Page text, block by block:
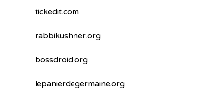
tickedit.com
rabbikushner.org
bossdroid.org
lepanierdegermaine.org